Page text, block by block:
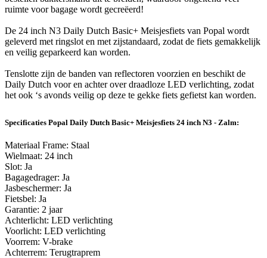
ruimte voor bagage wordt gecreëerd!
De 24 inch N3 Daily Dutch Basic+ Meisjesfiets van Popal wordt
geleverd met ringslot en met zijstandaard, zodat de fiets gemakkelijk
en veilig geparkeerd kan worden.
Tenslotte zijn de banden van reflectoren voorzien en beschikt de
Daily Dutch voor en achter over draadloze LED verlichting, zodat
het ook ‘s avonds veilig op deze te gekke fiets gefietst kan worden.
Specificaties Popal Daily Dutch Basic+ Meisjesfiets 24 inch N3 - Zalm:
Materiaal Frame: Staal
Wielmaat: 24 inch
Slot: Ja
Bagagedrager: Ja
Jasbeschermer: Ja
Fietsbel: Ja
Garantie: 2 jaar
Achterlicht: LED verlichting
Voorlicht: LED verlichting
Voorrem: V-brake
Achterrem: Terugtraprem